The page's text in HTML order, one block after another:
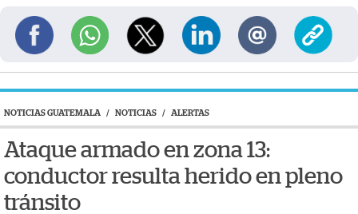
NOTICIAS GUATEMALA / NOTICIAS / ALERTAS
Ataque armado en zona 13:
conductor resulta herido en pleno
tránsito